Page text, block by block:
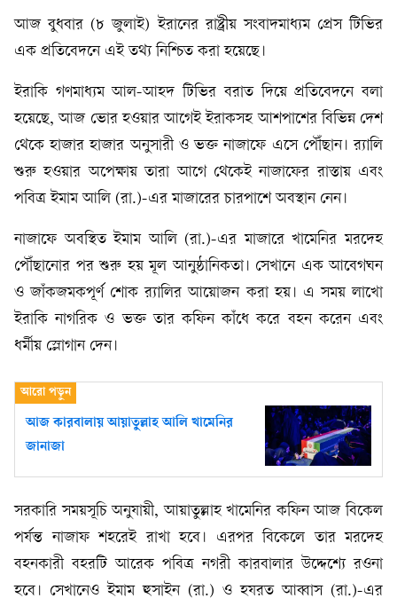
আজ বুধবার (৮ জুলাই) ইরানের রাষ্ট্রীয় সংবাদমাধ্যম প্রেস টিভির
এক প্রতিবেদনে এই তথ্য নিশ্চিত করা হয়েছে।
ইরাকি গণমাধ্যম আল-আহদ টিভির বরাত দিয়ে প্রতিবেদনে বলা
হয়েছে, আজ ভোর হওয়ার আগেই ইরাকসহ আশপাশের বিভিন্ন দেশ
থেকে হাজার হাজার অনুসারী ও ভক্ত নাজাফে এসে পৌঁছান। র‍্যালি
শুরু হওয়ার অপেক্ষায় তারা আগে থেকেই নাজাফের রাস্তায় এবং
পবিত্র ইমাম আলি (রা.)-এর মাজারের চারপাশে অবস্থান নেন।
নাজাফে অবস্থিত ইমাম আলি (রা.)-এর মাজারে খামেনির মরদেহ
পৌঁছানোর পর শুরু হয় মূল আনুষ্ঠানিকতা। সেখানে এক আবেগঘন
ও জাঁকজমকপূর্ণ শোক র‍্যালির আয়োজন করা হয়। এ সময় লাখো
ইরাকি নাগরিক ও ভক্ত তার কফিন কাঁধে করে বহন করেন এবং
ধর্মীয় স্লোগান দেন।
আজ কারবালায় আয়াতুল্লাহ আলি খামেনির
জানাজা
সরকারি সময়সূচি অনুযায়ী, আয়াতুল্লাহ খামেনির কফিন আজ বিকেল
পর্যন্ত নাজাফ শহরেই রাখা হবে। এরপর বিকেলে তার মরদেহ
বহনকারী বহরটি আরেক পবিত্র নগরী কারবালার উদ্দেশ্যে রওনা
হবে। সেখানেও ইমাম হুসাইন (রা.) ও হযরত আব্বাস (রা.)-এর